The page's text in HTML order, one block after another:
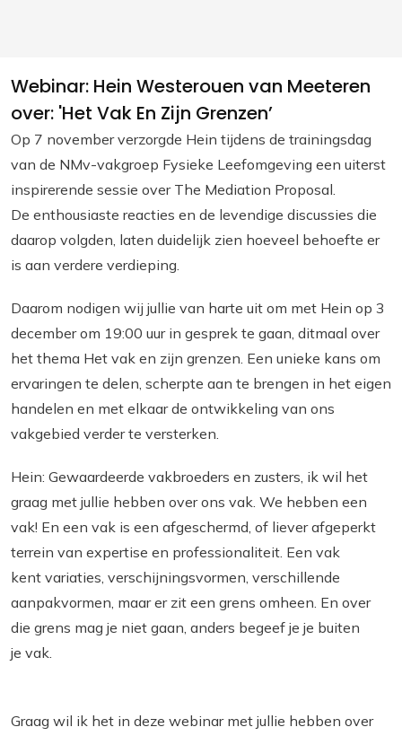
Webinar: Hein Westerouen van Meeteren
over: 'Het Vak En Zijn Grenzen’
Op 7 november verzorgde Hein tijdens de trainingsdag
van de NMv-vakgroep Fysieke Leefomgeving een uiterst
inspirerende sessie over The Mediation Proposal.
De enthousiaste reacties en de levendige discussies die
daarop volgden, laten duidelijk zien hoeveel behoefte er
is aan verdere verdieping.
Daarom nodigen wij jullie van harte uit om met Hein op 3
december om 19:00 uur in gesprek te gaan, ditmaal over
het thema Het vak en zijn grenzen. Een unieke kans om
ervaringen te delen, scherpte aan te brengen in het eigen
handelen en met elkaar de ontwikkeling van ons
vakgebied verder te versterken.
Hein: Gewaardeerde vakbroeders en zusters, ik wil het
graag met jullie hebben over ons vak. We hebben een
vak! En een vak is een afgeschermd, of liever afgeperkt
terrein van expertise en professionaliteit. Een vak
kent variaties, verschijningsvormen, verschillende
aanpakvormen, maar er zit een grens omheen. En over
die grens mag je niet gaan, anders begeef je je buiten
je vak.
Graag wil ik het in deze webinar met jullie hebben over